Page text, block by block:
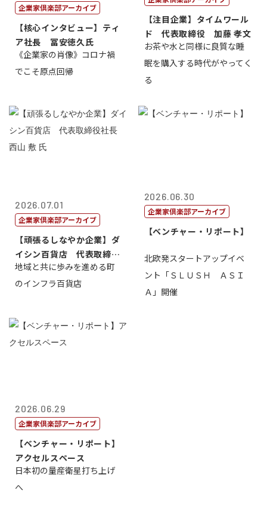
企業家倶楽部アーカイブ
【核心インタビュー】ティ
ア社長 冨安徳久氏
《企業家の肖像》コロナ禍
でこそ原点回帰
【注目企業】タイムワール
ド 代表取締役 加藤 孝文
お茶や水と同様に良質な睡
眠を購入する時代がやってく
る
2026.07.01
企業家倶楽部アーカイブ
【頑張るしなやか企業】ダ
イシン百貨店 代表取締役
社長 西山 ...
地域と共に歩みを進める町
のインフラ百貨店
2026.06.30
企業家倶楽部アーカイブ
【ベンチャー・リポート】
北欧発スタートアップイベ
ント「ＳＬＵＳＨ ＡＳＩ
Ａ」開催
2026.06.29
企業家倶楽部アーカイブ
【ベンチャー・リポート】
アクセルスペース
日本初の量産衛星打ち上げ
へ